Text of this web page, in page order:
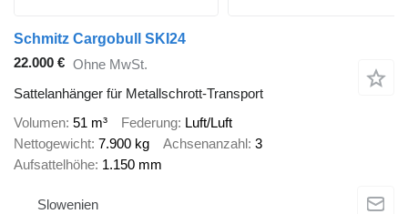
Schmitz Cargobull SKI24
22.000 € Ohne MwSt.
Sattelanhänger für Metallschrott-Transport
Volumen 51 m³ Federung Luft/Luft
Nettogewicht 7.900 kg Achsenanzahl 3
Aufsattelhöhe 1.150 mm
Slowenien